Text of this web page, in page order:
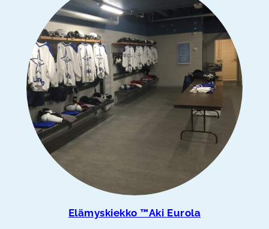
Elämyskiekko ™Aki Eurola